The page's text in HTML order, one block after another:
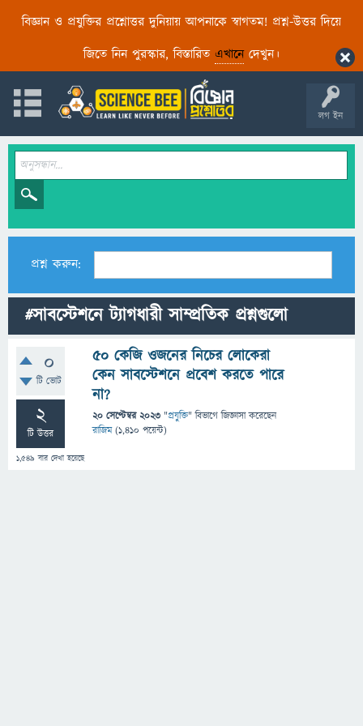
বিজ্ঞান ও প্রযুক্তির প্রশ্নোত্তর দুনিয়ায় আপনাকে স্বাগতম! প্রশ্ন-উত্তর দিয়ে
জিতে নিন পুরস্কার, বিস্তারিত এখানেদেখুন।
লগ ইন
প্রশ্ন করুন:
#সাবস্টেশনে ট্যাগধারী সাম্প্রতিক প্রশ্নগুলো
0
টি ভোট
2
টি উত্তর
1,549 বার দেখা হয়েছে
50 কেজি ওজনের নিচের লোকেরা
কেন সাবস্টেশনে প্রবেশ করতে পারে
না?
20 সেপ্টেম্বর 2023 "প্রযুক্তি" বিভাগে জিজ্ঞাসাকরেছেন
রাজিম (1,410 পয়েন্ট)